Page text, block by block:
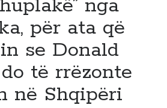
nga
për ata që
se Donald
të rrëzonte
në Shqipëri